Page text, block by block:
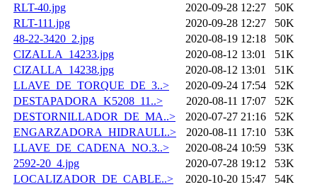
RLT-40.jpg
2020-09-28 12:27
50K
RLT-111.jpg
2020-09-28 12:27
50K
48-22-3420_2.jpg
2020-08-19 12:18
50K
CIZALLA_14233.jpg
2020-08-12 13:01
51K
CIZALLA_14238.jpg
2020-08-12 13:01
51K
LLAVE_DE_TORQUE_DE_3..>
2020-09-24 17:54
52K
DESTAPADORA_K5208_11..>
2020-08-11 17:07
52K
DESTORNILLADOR_DE_MA..>
2020-07-27 21:16
52K
ENGARZADORA_HIDRAULI..>
2020-08-11 17:10
53K
LLAVE_DE_CADENA_NO.3..>
2020-08-24 10:59
53K
2592-20_4.jpg
2020-07-28 19:12
53K
LOCALIZADOR_DE_CABLE..>
2020-10-20 15:47
54K